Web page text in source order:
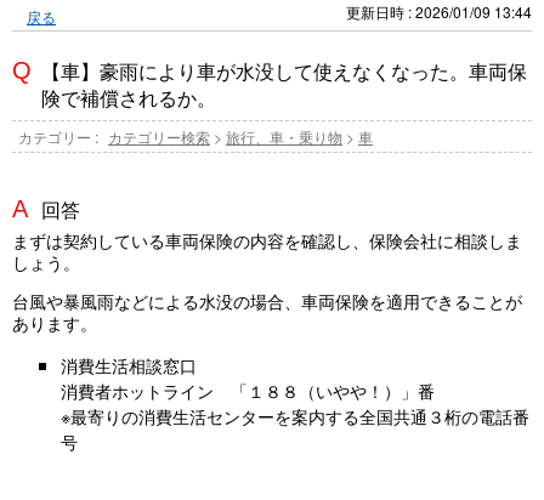
戻る 更新日時 : 2026/01/09 13:44
【車】豪雨により車が水没して使えなくなった。車両保
険で補償されるか。
カテゴリー : カテゴリー検索 > 旅行、車・乗り物 > 車
回答
まずは契約している車両保険の内容を確認し、保険会社に相談しま
しょう。
台風や暴風雨などによる水没の場合、車両保険を適用できることが
あります。
消費生活相談窓口
消費者ホットライン 「１８８（いやや！）」番
※最寄りの消費生活センターを案内する全国共通３桁の電話番
号